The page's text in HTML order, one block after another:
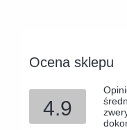
Ocena sklepu
4.9